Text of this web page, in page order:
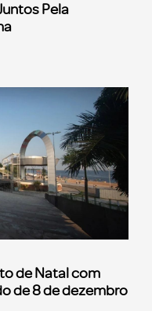
Pela
de Natal com
de 8 de dezembro